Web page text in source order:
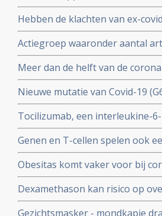
coronavirus - Covid-19, zelfs
Hebben de klachten van ex-
vermoeidheidssyndroom? Er
wetenschappers
Actiegroep waaronder aantal
mogelijkheid moet krijgen om
standaard aanpak voor covid-
Meer dan de helft van de
hoest (84%), koorts (80%),
hoofdpijn (59%), en
Nieuwe mutatie van Covid-19
verklaart hoge aantal
D614 van het Covid-19 virus
Tocilizumab, een interleukine-
verbetert overleving, minder
klachten van patienten met het
COVID-19
Genen en T-cellen spelen ook
minder ziek blijkt uit
Obesitas komt vaker voor bij
met de algehele bevolking in
te krijgen
Dexamethason kan risico op
wanneer patienten eenmaal
Gezichtsmasker - mondkapje